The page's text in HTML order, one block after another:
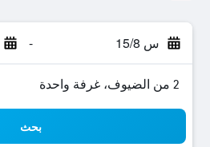
س 15/8 -
2 من الضيوف، غرفة واحدة
بحث